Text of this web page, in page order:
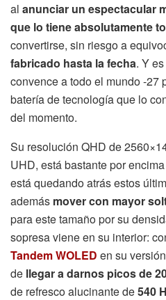
al anunciar un espectacular
que lo tiene absolutamente
convertirse, sin riesgo a
fabricado hasta la fecha. Y
convence a todo el mundo -27
batería de tecnología que lo
del momento.
Su resolución QHD de
UHD, está bastante por
está quedando atrás estos
además mover con mayor
para este tamaño por su
sopresa viene en su interior:
Tandem WOLED en su
de llegar a darnos picos de
de refresco alucinante de540